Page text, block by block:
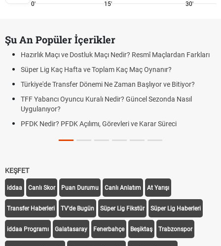
0' 15' 30'
Şu An Popüler İçerikler
Hazırlık Maçı ve Dostluk Maçı Nedir? Resmî Maçlardan Farkları
Süper Lig Kaç Hafta ve Toplam Kaç Maç Oynanır?
Türkiye'de Transfer Dönemi Ne Zaman Başlıyor ve Bitiyor?
TFF Yabancı Oyuncu Kuralı Nedir? Güncel Sezonda Nasıl
Uygulanıyor?
PFDK Nedir? PFDK Açılımı, Görevleri ve Karar Süreci
KEŞFET
iddaa Canlı Skor Puan Durumu Canlı Anlatım At Yarışı
Transfer Haberleri TV'de Bugün Süper Lig Fikstür Süper Lig Haberleri
iddaa Programı Galatasaray Fenerbahçe Beşiktaş Trabzonspor